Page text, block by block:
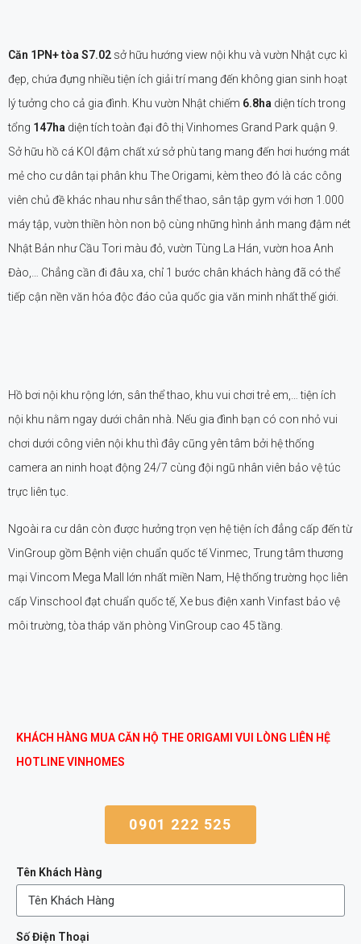
Căn 1PN+ tòa S7.02 sở hữu hướng view nội khu và vườn Nhật cực kì
đẹp, chứa đựng nhiều tiện ích giải trí mang đến không gian sinh hoạt
lý tưởng cho cả gia đình. Khu vườn Nhật chiếm 6.8ha diện tích trong
tổng 147ha diện tích toàn đại đô thị Vinhomes Grand Park quận 9.
Sở hữu hồ cá KOI đậm chất xứ sở phù tang mang đến hơi hướng mát
mẻ cho cư dân tại phân khu The Origami, kèm theo đó là các công
viên chủ đề khác nhau như sân thể thao, sân tập gym với hơn 1.000
máy tập, vườn thiền hòn non bộ cùng những hình ảnh mang đậm nét
Nhật Bản như Cầu Tori màu đỏ, vườn Tùng La Hán, vườn hoa Anh
Đào,… Chẳng cần đi đâu xa, chỉ 1 bước chân khách hàng đã có thể
tiếp cận nền văn hóa độc đáo của quốc gia văn minh nhất thế giới.
Hồ bơi nội khu rộng lớn, sân thể thao, khu vui chơi trẻ em,… tiện ích
nội khu nằm ngay dưới chân nhà. Nếu gia đình bạn có con nhỏ vui
chơi dưới công viên nội khu thì đây cũng yên tâm bởi hệ thống
camera an ninh hoạt động 24/7 cùng đội ngũ nhân viên bảo vệ túc
trực liên tục.
Ngoài ra cư dân còn được hưởng trọn vẹn hệ tiện ích đẳng cấp đến từ
VinGroup gồm Bệnh viện chuẩn quốc tế Vinmec, Trung tâm thương
mại Vincom Mega Mall lớn nhất miền Nam, Hệ thống trường học liên
cấp Vinschool đạt chuẩn quốc tế, Xe bus điện xanh Vinfast bảo vệ
môi trường, tòa tháp văn phòng VinGroup cao 45 tầng.
KHÁCH HÀNG MUA CĂN HỘ THE ORIGAMI VUI LÒNG LIÊN HỆ
HOTLINE VINHOMES
0901 222 525
Tên Khách Hàng
Số Điện Thoại